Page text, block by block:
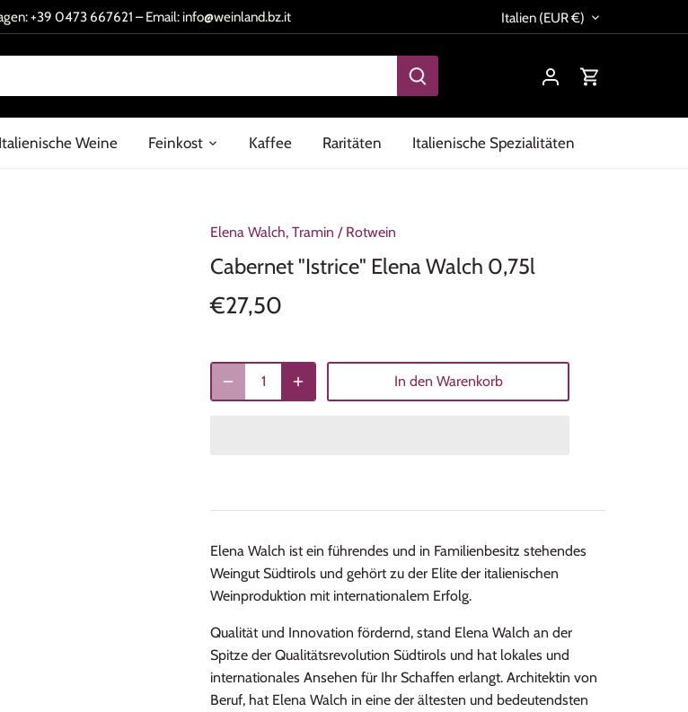
+39 0473 667621 – Email: info@weinland.bz.it Währung
Italien (EUR €)
Italienische Weine Feinkost Kaffee Raritäten Italienische Spezialitäten
Elena Walch, Tramin / Rotwein
Cabernet "Istrice" Elena Walch 0,75l
€27,50
In den Warenkorb
Elena Walch ist ein führendes und in Familienbesitz stehendes
Weingut Südtirols und gehört zu der Elite der italienischen
Weinproduktion mit internationalem Erfolg.
Qualität und Innovation fördernd, stand Elena Walch an der
Spitze der Qualitätsrevolution Südtirols und hat lokales und
internationales Ansehen für Ihr Schaffen erlangt. Architektin von
Beruf, hat Elena Walch in eine der ältesten und bedeutendsten